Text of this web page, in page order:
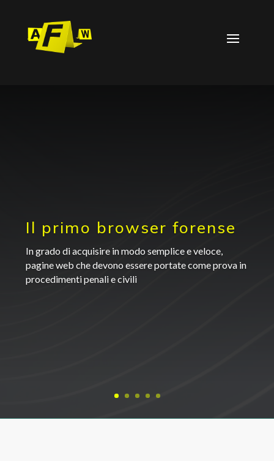
Il primo browser forense
In grado di acquisire in modo semplice e veloce,
pagine web che devono essere portate come prova in
procedimenti penali e civili